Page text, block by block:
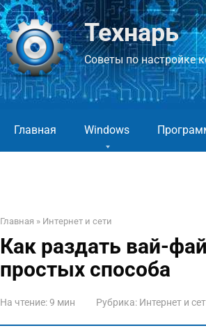
Технарь
Советы по настройке
Главная Windows
Главная » Интернет и сети
Как раздать вай-
простых способа
На чтение:9 мин Рубрика: Интернет и